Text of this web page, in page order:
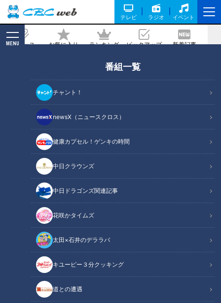
テレビ ラジオ イベント
ニュース お気に入り ランキング ピックアップ 新着記事
MENU
番組一覧
チャント！
newsX（ニュースクロス）
健康カプセル！ゲンキの時間
中日クラウンズ
中日ドラゴンズ関連記事
花咲かタイムズ
太田×石井のデララバ
キユーピー３分クッキング
道との遭遇
ドラゴンズ清水達也は「今日だけ抑え
る」精神でレジェンドＭＶＰ浅尾拓也を
超える
記事に戻る
「サンデードラゴンズ」より清水達也投手(C)CBCテレビ